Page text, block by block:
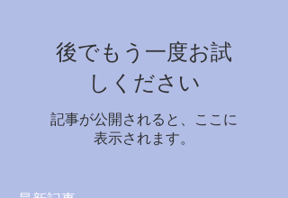
後でもう一度お試
しください
記事が公開されると、ここに
表示されます。